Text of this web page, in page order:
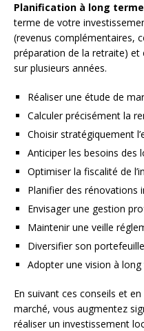
Planification à long terme
terme de votre
(revenus complémentaires,
préparation de la retraite)
sur plusieurs années.
Réaliser une étude de
Calculer précisément la
Choisir stratégiquement
Anticiper les besoins des
Optimiser la fiscalité de
Planifier des rénovations
Envisager une gestion
Maintenir une veille
Diversifier son
Adopter une vision à
En suivant ces conseils et
marché, vous augmentez
réaliser un investissement